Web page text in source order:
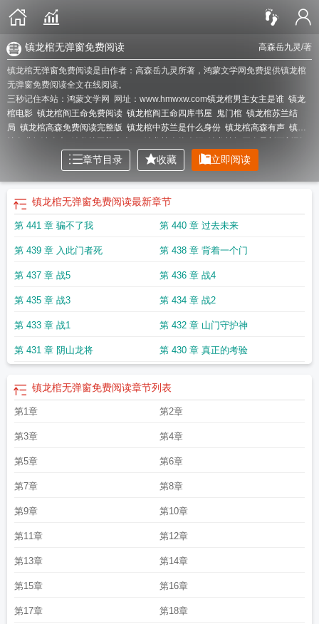
高森岳九灵/著
镇龙棺无弹窗免费阅读
镇龙棺无弹窗免费阅读是由作者：高森岳九灵所著，鸿蒙文学网免费提供镇龙棺
无弹窗免费阅读全文在线阅读。
三秒记住本站：鸿蒙文学网 网址：www.hmwxw.com镇龙棺男主女主是谁 镇龙
棺电影 镇龙棺阎王命免费阅读 镇龙棺阎王命四库书屋 鬼门棺 镇龙棺苏兰结
局 镇龙棺高森免费阅读完整版 镇龙棺中苏兰是什么身份 镇龙棺高森有声 镇龙
镇龙棺最新章节百度镇龙棺阎王命动画镇龙棺阎王命好看吗
龙棺阎王命人物关系镇龙棺女主是谁镇龙棺完整版镇龙棺完整版免费全集
龙棺电影免费观看完整版镇龙棺阎王命全集观看镇龙棺李云婵镇龙棺高森苏兰
真实身份镇龙棺苏兰身份知晓是哪一章镇龙棺电视剧
棺全集镇龙棺完整版结局镇龙棺在线阅读镇龙棺大结局是什么镇龙棺完整版
免费听书镇龙棺怎么烂尾了 镇龙棺大结局镇龙棺全本TXT免费
雪蓉最后怎么样了 镇龙棺高森是什么转世 镇龙棺阎王殿林寿 镇龙棺高森免
费镇龙棺阎王他爷爷死没 镇龙棺女主角有几个
棺几个女主 镇龙棺林寿
章节目录 收藏 立即阅读
镇龙棺无弹窗免费阅读最新章节
第 441 章 骗不了我 第 440 章 过去未来
第 439 章 入此门者死 第 438 章 背着一个门
第 437 章 战5 第 436 章 战4
第 435 章 战3 第 434 章 战2
第 433 章 战1 第 432 章 山门守护神
第 431 章 阴山龙将 第 430 章 真正的考验
镇龙棺无弹窗免费阅读章节列表
第1章 第2章
第3章 第4章
第5章 第6章
第7章 第8章
第9章 第10章
第11章 第12章
第13章 第14章
第15章 第16章
第17章 第18章